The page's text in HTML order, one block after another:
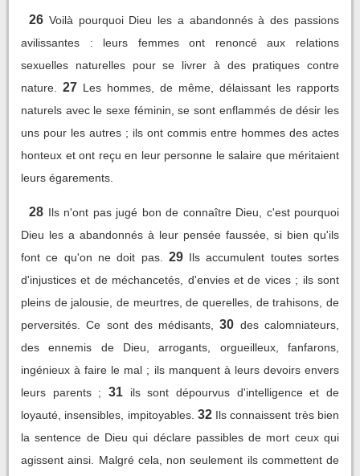
26 Voilà pourquoi Dieu les a abandonnés à des passions
avilissantes : leurs femmes ont renoncé aux relations
sexuelles naturelles pour se livrer à des pratiques contre
nature.
27 Les hommes, de même, délaissant les rapports
naturels avec le sexe féminin, se sont enflammés de désir les
uns pour les autres ; ils ont commis entre hommes des actes
honteux et ont reçu en leur personne le salaire que méritaient
leurs égarements.
28 Ils n'ont pas jugé bon de connaître Dieu, c'est pourquoi
Dieu les a abandonnés à leur pensée faussée, si bien qu'ils
font ce qu'on ne doit pas.
29 Ils accumulent toutes sortes
d'injustices et de méchancetés, d'envies et de vices ; ils sont
pleins de jalousie, de meurtres, de querelles, de trahisons, de
perversités. Ce sont des médisants,
30 des calomniateurs,
des ennemis de Dieu, arrogants, orgueilleux, fanfarons,
ingénieux à faire le mal ; ils manquent à leurs devoirs envers
leurs parents ;
31
ils sont dépourvus d'intelligence et de
loyauté, insensibles, impitoyables. 32 Ils connaissent très bien
la sentence de Dieu qui déclare passibles de mort ceux qui
agissent ainsi. Malgré cela, non seulement ils commettent de